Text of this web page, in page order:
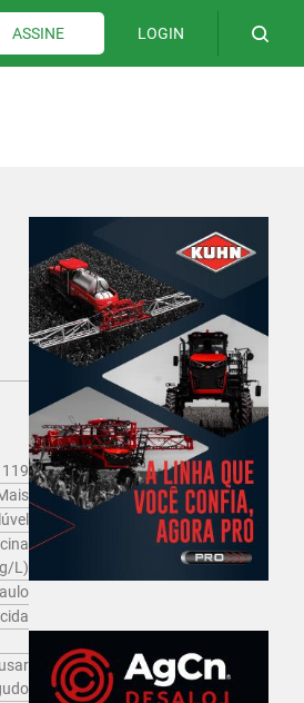
ASSINE LOGIN
L)